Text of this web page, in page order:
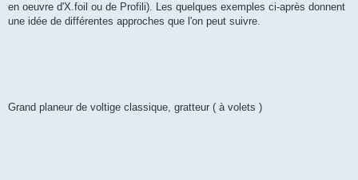
en oeuvre d'X.foil ou de Profili). Les quelques exemples ci-après donnent
une idée de différentes approches que l'on peut suivre.
Grand planeur de voltige classique, gratteur ( à volets )